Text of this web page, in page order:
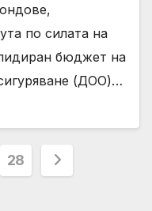
по силата на
бюджет на
(ДОО)…
28